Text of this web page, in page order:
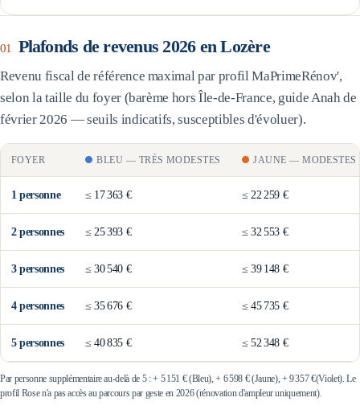
01 Plafonds de revenus 2026 en Lozère
Revenu fiscal de référence maximal par profil MaPrimeRénov',
selon la taille du foyer (barème hors Île-de-France, guide Anah de
février 2026 — seuils indicatifs, susceptibles d'évoluer).
FOYER BLEU — TRÈS MODESTES JAUNE —MODESTES
1 personne ≤ 17 363 € ≤ 22 259 €
2personnes ≤ 25 393 € ≤32 553 €
3personnes ≤30 540 € ≤39 148 €
4personnes ≤35 676 € ≤45 735 €
5personnes ≤40 835 € ≤52 348 €
Par personne supplémentaire au-delà de 5 : + 5 151 €(Bleu), + 6 598 €(Jaune), + 9 357 €(Violet). Le
profil Rose n'a pas accès au parcours par geste en 2026 (rénovation d'ampleur uniquement).